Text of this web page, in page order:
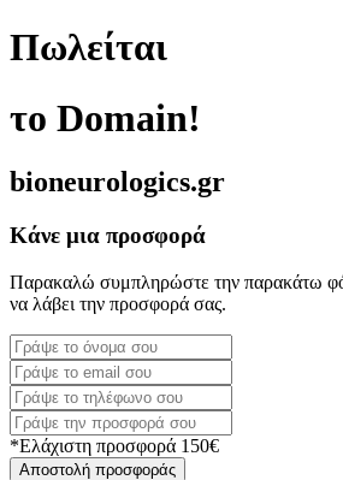
Πωλείται
το Domain!
bioneurologics.gr
Κάνε μια προσφορά
Παρακαλώ συμπληρώστε την παρακάτω
να λάβει την προσφορά σας.
*Ελάχιστη προσφορά 150€
Αποστολή προσφοράς